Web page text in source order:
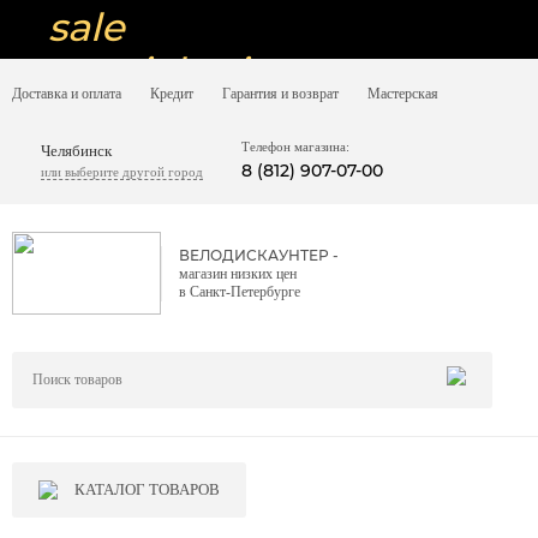
sale
special price
ну очень
вот дешево
sale
sale
надо брать
Доставка и оплата Кредит Гарантия и возврат Мастерская
Челябинск
или выберите другой город
Телефон магазина:
8 (812) 907-07-00
ВЕЛОДИСКАУНТЕР -
магазин низких цен
в Санкт-Петербурге
КАТАЛОГ ТОВАРОВ